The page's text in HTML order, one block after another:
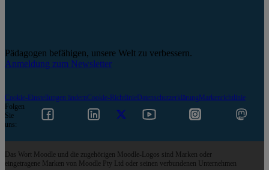
Pädagogen befähigen, unsere Welt zu verbessern.
Anmeldung zum Newsletter
Cookie-Einstellungen ändernCookie-RichtlinieDatenschutzerklärungMarkenrichtlinie
Folgen
Sie
uns:
Das Wort Moodle und die zugehörigen Moodle-Logos sind Marken oder
eingetragene Marken von Moodle Pty Ltd oder seinen verbundenen Unternehmen